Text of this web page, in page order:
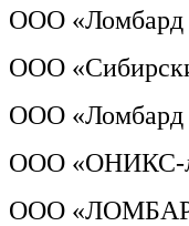
ООО «Ломбард
ООО
ООО
ООО «ОНИКС-
ООО